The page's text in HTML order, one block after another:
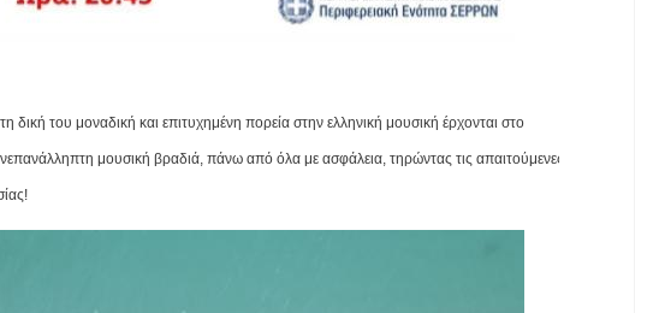
δική του μοναδική και επιτυχημένη πορεία στην ελληνική μουσική έρχονται στο
μουσική βραδιά, πάνω από όλα με ασφάλεια, τηρώντας τις απαιτούμενες